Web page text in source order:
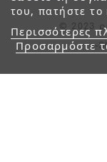
του, πατήστε το
Περισσότερες
Προσαρμόστε
© 2023
e-